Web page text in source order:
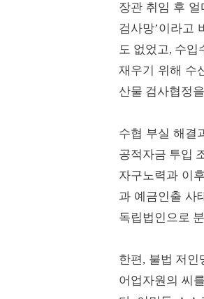
장관 취임 후
검사망’이라고
도 없었고, 수입
재우기 위해 수
산물 검사협정
수협 부실 해결
공적자금 투입
자구노력과 이
과 예금인출 사
독립법인으로
한편, 불법 저인
어업자원의 씨